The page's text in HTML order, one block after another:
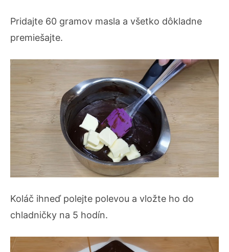
Pridajte 60 gramov masla a všetko dôkladne
premiešajte.
Koláč ihneď polejte polevou a vložte ho do
chladničky na 5 hodín.